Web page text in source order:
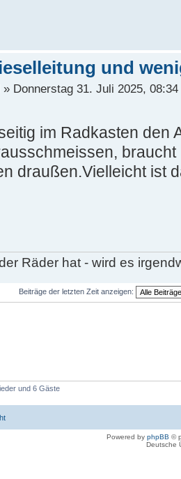
und
» Donnerstag 31. Juli 2025, 08:34
im Radkasten den
draußen.Vielleicht ist
Räder hat - wird es
Beiträge der letzten Zeit anzeigen:
und 6 Gäste
Powered by phpBB ©
Deutsche